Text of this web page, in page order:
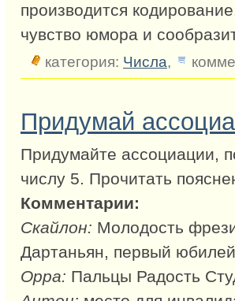
производится
чувство юмора и
категория: Числа,
Придумай
Придумайте ассоциации,
числу 5. Прочитать
Комментарии:
Скайлон: Молодость
Дартаньян, первый
Орра: Пальцы Радость